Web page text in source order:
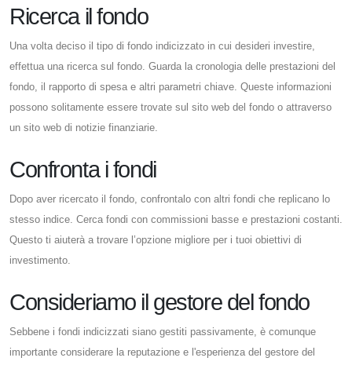
Ricerca il fondo
Una volta deciso il tipo di fondo indicizzato in cui desideri investire,
effettua una ricerca sul fondo. Guarda la cronologia delle prestazioni del
fondo, il rapporto di spesa e altri parametri chiave. Queste informazioni
possono solitamente essere trovate sul sito web del fondo o attraverso
un sito web di notizie finanziarie.
Confronta i fondi
Dopo aver ricercato il fondo, confrontalo con altri fondi che replicano lo
stesso indice. Cerca fondi con commissioni basse e prestazioni costanti.
Questo ti aiuterà a trovare l’opzione migliore per i tuoi obiettivi di
investimento.
Consideriamo il gestore del fondo
Sebbene i fondi indicizzati siano gestiti passivamente, è comunque
importante considerare la reputazione e l'esperienza del gestore del